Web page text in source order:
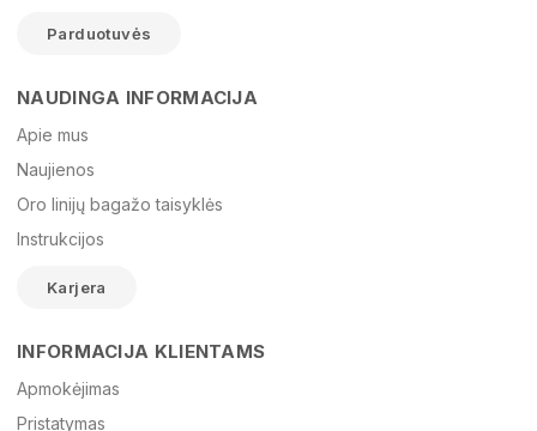
El. paštas
Žinutė
Parduotuvės
NAUDINGA INFORMACIJA
Apie mus
Naujienos
Oro linijų bagažo taisyklės
Instrukcijos
Karjera
INFORMACIJA KLIENTAMS
Apmokėjimas
Pristatymas